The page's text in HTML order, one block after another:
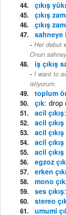
çıkış
çıkış
çıkış
sahneye
Her debut
Onun
iş çıkış
I want to
istiyorum.
toplum
çık drop
acil çıkış
acil çıkış
acil çıkış
acil çıkış
acil
egzoz
erken
mono
ses çıkış
stereo
umumi